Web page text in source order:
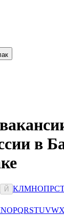
в
Й КЛМНОПРС
NOPQRSTUVWX